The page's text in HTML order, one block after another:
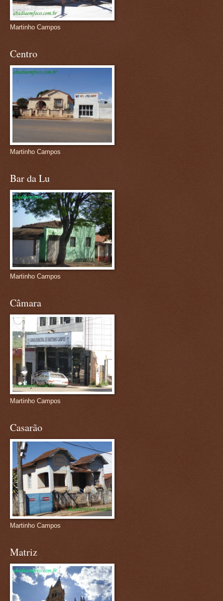
Martinho Campos
Centro
Martinho Campos
Bar da Lu
Martinho Campos
Câmara
Martinho Campos
Casarão
Martinho Campos
Matriz